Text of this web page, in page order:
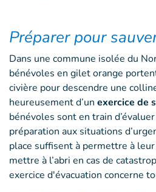
Préparer pour
Dans une commune isolée du
bénévoles en gilet orange
civière pour descendre une
heureusement d’un exercice de
bénévoles sont en train
préparation aux situations
place suffisent à permettre à
mettre à l’abri en cas de
exercice d'évacuation concerne